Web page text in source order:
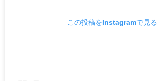
この投稿をInstagramで見る